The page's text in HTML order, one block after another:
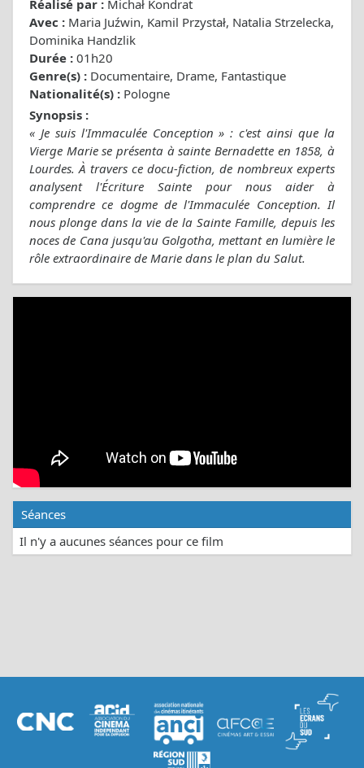
Réalisé par : Michał Kondrat
Avec : Maria Juźwin, Kamil Przystał, Natalia Strzelecka,
Dominika Handzlik
Durée : 01h20
Genre(s) : Documentaire, Drame, Fantastique
Nationalité(s) : Pologne
Synopsis :
« Je suis l'Immaculée Conception » : c'est ainsi que la
Vierge Marie se présenta à sainte Bernadette en 1858, à
Lourdes. À travers ce docu-fiction, de nombreux experts
analysent l'Écriture Sainte pour nous aider à
comprendre ce dogme de l'Immaculée Conception. Il
nous plonge dans la vie de la Sainte Famille, depuis les
noces de Cana jusqu'au Golgotha, mettant en lumière le
rôle extraordinaire de Marie dans le plan du Salut.
Séances
Il n'y a aucunes séances pour ce film